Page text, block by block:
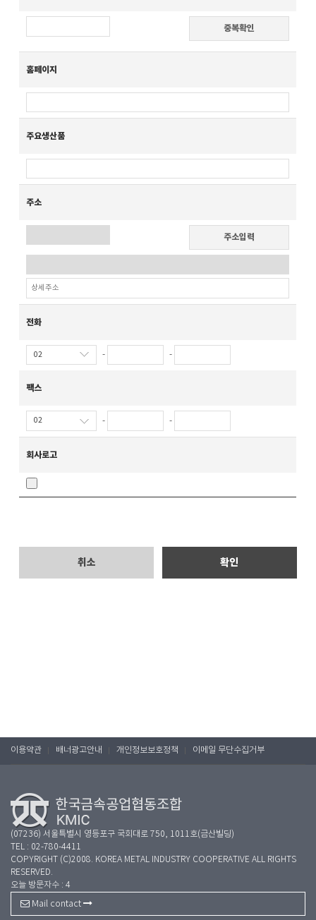
중복확인
홈페이지
주요생산품
주소
주소입력
전화
- -
팩스
- -
회사로고
취소 확인
이용약관 배너광고안내 개인정보보호정책 이메일 무단수집거부
(07236) 서울특별시 영등포구 국회대로 750, 1011호(금산빌딩)
TEL : 02-780-4411
COPYRIGHT (C)2008. KOREA METAL INDUSTRY COOPERATIVE ALL RIGHTS
RESERVED.
오늘 방문자수 : 4
Mail contact